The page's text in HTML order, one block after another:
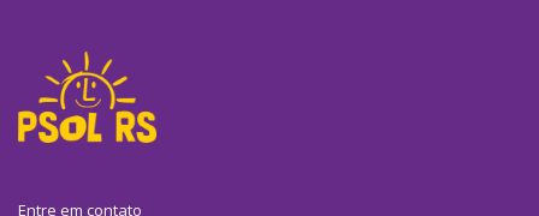
Entre em contato